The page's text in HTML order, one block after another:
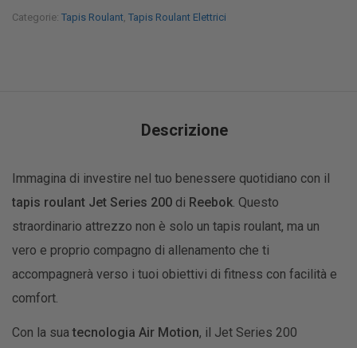
Categorie: Tapis Roulant Tapis Roulant Elettrici
Descrizione
Immagina di investire nel tuo benessere quotidiano con il
tapis roulant Jet Series 200 di Reebok . Questo
straordinario attrezzo non è solo un tapis roulant, ma un
vero e proprio compagno di allenamento che ti
accompagnerà verso i tuoi obiettivi di fitness con facilità e
comfort.
Con la suatecnologia Air Motion, il Jet Series 200